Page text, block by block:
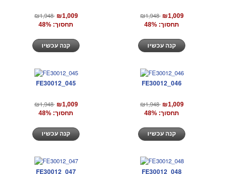
₪1,948 ₪1,009
תחסוך: 48%
₪1,948 ₪1,009
תחסוך: 48%
FE30012_045
₪1,948 ₪1,009
תחסוך: 48%
FE30012_046
₪1,948 ₪1,009
תחסוך: 48%
FE30012_047 FE30012_048